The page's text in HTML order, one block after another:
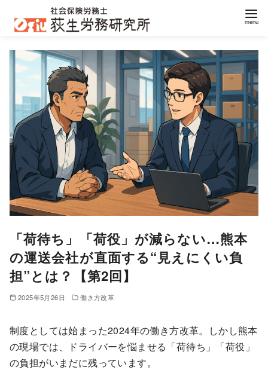
「荷待ち」「荷役」が減らない…熊本
の運送会社が直面する“見えにくい負
担”とは？【第2回】
2025年5月26日 働き方改革
制度としては始まった2024年の働き方改革。しかし熊本
の現場では、ドライバーを悩ませる「荷待ち」「荷役」
の負担がいまだに残っています。